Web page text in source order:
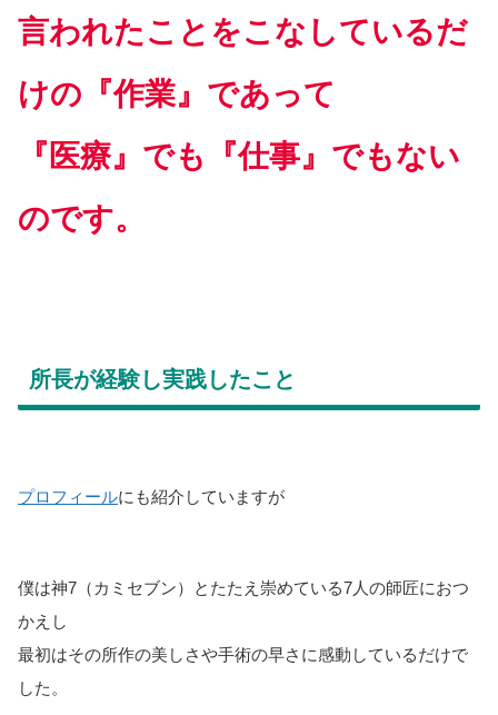
言われたことをこなしているだ
けの『作業』であって
『医療』でも『仕事』でもない
のです。
所長が経験し実践したこと
プロフィールにも紹介していますが
僕は神7（カミセブン）とたたえ崇めている7人の師匠におつ
かえし
最初はその所作の美しさや手術の早さに感動しているだけで
した。